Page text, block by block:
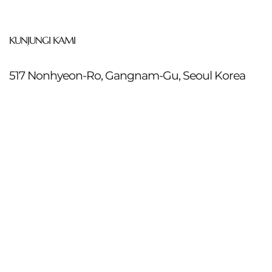
KUNJUNGI KAMI
517 Nonhyeon-Ro, Gangnam-Gu, Seoul Korea